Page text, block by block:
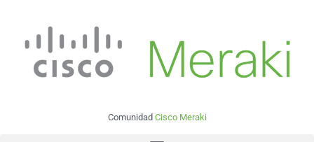
Comunidad Cisco Meraki